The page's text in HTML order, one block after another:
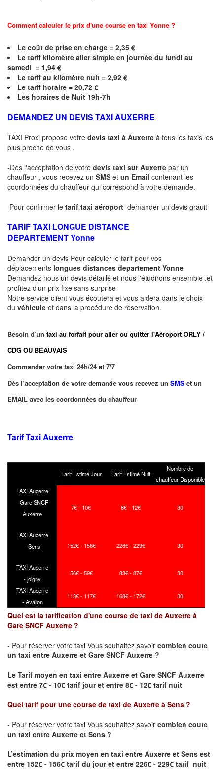
Comment calculer le prix d'une course en taxi Yonne ?
Le coût de prise en charge = 2,35 €
Le tarif kilomètre aller simple en journée du lundi au
samedi = 1,94 €
Le tarif au kilomètre nuit = 2,92 €
Le tarif horaire = 20,72 €
Les horaires de Nuit 19h-7h
DEMANDEZ UN DEVIS TAXI AUXERRE
TAXI Proxi propose votre devis taxi à Auxerre à tous les taxis les
plus proche de vous .
-Dés l'acceptation de votre devis taxi sur Auxerre par un
chauffeur , vous recevez un SMS et un Email contenant les
coordonnées du chauffeur qui correspond à votre demande.
Pour confirmer le tarif taxi aéroport demander un devis grauit
TARIF TAXI LONGUE DISTANCE
DEPARTEMENTYonne
Demander un devis Pour calculer le tarif pour vos
déplacements longues distances departement Yonne
Demandez nous un devis détaillé et nous l'étudirons ensemble .et
profitez d'un prix fixe sans surprise
Notre service client vous écoutera et vous aidera dans le choix
du véhicule et dans la procédure de réservation.
Besoin d’un taxi au forfait pour aller ou quitter l'Aéroport ORLY /
CDG OU BEAUVAIS
Commander votre taxi 24h/24 et 7/7
Dès l’acceptation de votre demande vous recevez un SMS et un
EMAIL avec les coordonnées du chauffeur
Tarif Taxi Auxerre
Tarif Estimé Jour Tarif Estimé Nuit
Nombre de
chauffeur Disponible
TAXI Auxerre
- Gare SNCF
Auxerre
7€ - 10€ 8€ - 12€ 30
TAXI Auxerre
- Sens
152€ - 156€ 226€ - 229€ 30
TAXI Auxerre
- joigny
56€ - 59€ 83€ - 87€ 30
TAXI Auxerre
- Avallon
113€ - 117€ 168€ - 172€ 30
Quel est la tarification d'une course de taxi de Auxerre à
Gare SNCF Auxerre ?
- Pour réserver votre taxi Vous souhaitez savoir combien coute
un taxi entre Auxerre et Gare SNCF Auxerre ?
Le Tarif moyen en taxi entre Auxerre et Gare SNCF Auxerre
est entre 7€ - 10€ tarif jour et entre 8€ - 12€ tarif nuit
Quel tarif pour une course de taxi de Auxerre à Sens ?
- Pour réserver votre taxi Vous souhaitez savoir combien coute
un taxi entre Auxerre et Sens ?
L’estimation du prix moyen en taxi entre Auxerre et Sens est
entre 152€ - 156€ tarif du jour et entre 226€ - 229€ tarif nuit